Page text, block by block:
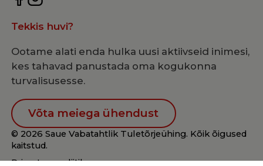
Tekkis huvi?
Ootame alati enda hulka uusi aktiivseid inimesi,
kes tahavad panustada oma kogukonna
turvalisusesse.
Võta meiega ühendust
© 2026 Saue Vabatahtlik Tuletõrjeühing. Kõik õigused
kaitstud.
Privaatsuspoliitika